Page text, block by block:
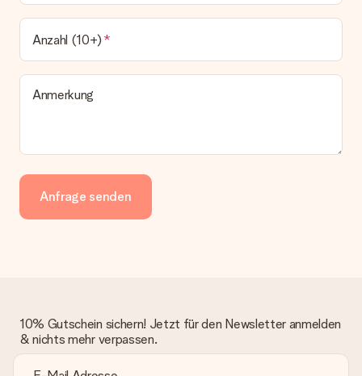
Anzahl (10+)
Anmerkung
Anfrage senden
10% Gutschein sichern! Jetzt für den Newsletter anmelden
& nichts mehr verpassen.